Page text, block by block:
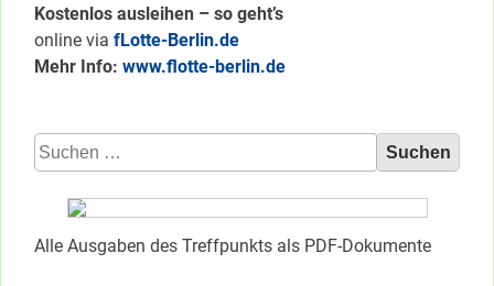
Kostenlos ausleihen – so geht’s
online via fLotte-Berlin.de
Mehr Info: www.flotte-berlin.de
Suchen
nach:
Alle Ausgaben des Treffpunkts als PDF-Dokumente